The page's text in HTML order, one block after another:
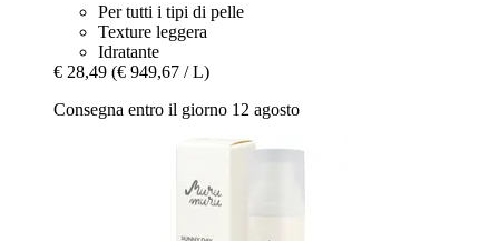
Per tutti i tipi di pelle
Texture leggera
Idratante
€ 28,49 (€ 949,67 / L)
Consegna entro il giorno 12 agosto